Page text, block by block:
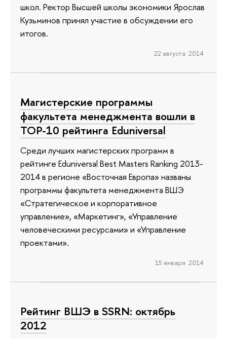
школ. Ректор Высшей школы экономики Ярослав
Кузьминов принял участие в обсуждении его
итогов.
22 августа 2014
Магистерские программы
факультета менеджмента вошли в
TOP-10 рейтинга Eduniversal
Среди лучших магистерских программ в
рейтинге Eduniversal Best Masters Ranking 2013-
2014 в регионе «Восточная Европа» названы
программы факультета менеджмента ВШЭ
«Стратегическое и корпоративное
управление», «Маркетинг», «Управление
человеческими ресурсами» и «Управление
проектами».
15 января 2014
Рейтинг ВШЭ в SSRN: октябрь
2012